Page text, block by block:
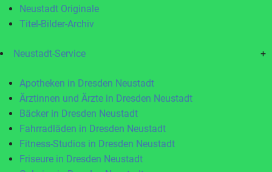
Neustadt Originale
Titel-Bilder-Archiv
Neustadt-Service +
Apotheken in Dresden Neustadt
Ärztinnen und Ärzte in Dresden Neustadt
Bäcker in Dresden Neustadt
Fahrradläden in Dresden Neustadt
Fitness-Studios in Dresden Neustadt
Friseure in Dresden Neustadt